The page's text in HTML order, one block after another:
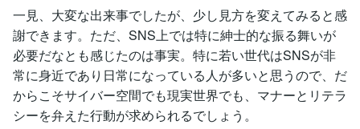
一見、大変な出来事でしたが、少し見方を変えてみると感
謝できます。ただ、SNS上では特に紳士的な振る舞いが
必要だなとも感じたのは事実。特に若い世代はSNSが非
常に身近であり日常になっている人が多いと思うので、だ
からこそサイバー空間でも現実世界でも、マナーとリテラ
シーを弁えた行動が求められるでしょう。